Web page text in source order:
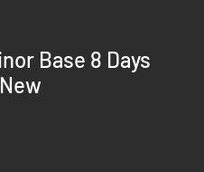
Base 8 Days